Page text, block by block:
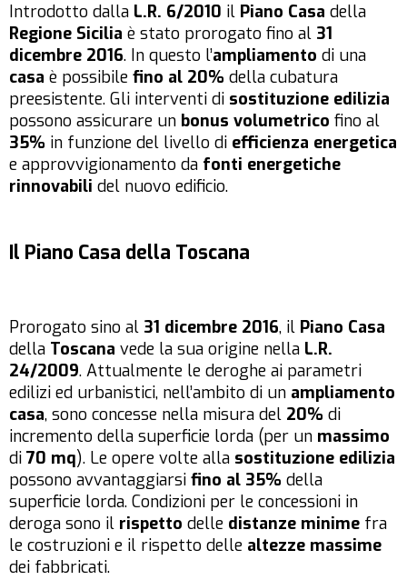
Introdotto dalla L.R. 6/2010 il Piano Casa della
Regione Sicilia è stato prorogato fino al 31
dicembre 2016. In questo l’ampliamento di una
casa è possibile fino al 20% della cubatura
preesistente. Gli interventi di sostituzione edilizia
possono assicurare un bonus volumetrico fino al
35% in funzione del livello di efficienza energetica
e approvvigionamento da fonti energetiche
rinnovabili del nuovo edificio.
Il Piano Casa della Toscana
Prorogato sino al 31 dicembre 2016, il Piano Casa
della Toscana vede la sua origine nella L.R.
24/2009. Attualmente le deroghe ai parametri
edilizi ed urbanistici, nell’ambito di un ampliamento
casa, sono concesse nella misura del 20% di
incremento della superficie lorda (per un massimo
di 70 mq). Le opere volte alla sostituzione edilizia
possono avvantaggiarsi fino al 35% della
superficie lorda. Condizioni per le concessioni in
deroga sono il rispetto delle distanze minime fra
le costruzioni e il rispetto delle altezze massime
dei fabbricati.